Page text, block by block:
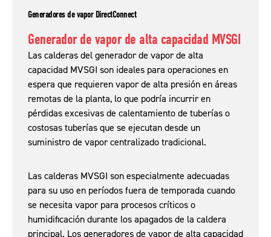
Generadores de vapor DirectConnect
Generador de vapor de alta capacidad MVSGI
Las calderas del generador de vapor de alta
capacidad MVSGI son ideales para operaciones en
espera que requieren vapor de alta presión en áreas
remotas de la planta, lo que podría incurrir en
pérdidas excesivas de calentamiento de tuberías o
costosas tuberías que se ejecutan desde un
suministro de vapor centralizado tradicional.
Las calderas MVSGI son especialmente adecuadas
para su uso en períodos fuera de temporada cuando
se necesita vapor para procesos críticos o
humidificación durante los apagados de la caldera
principal. Los generadores de vapor de alta capacidad